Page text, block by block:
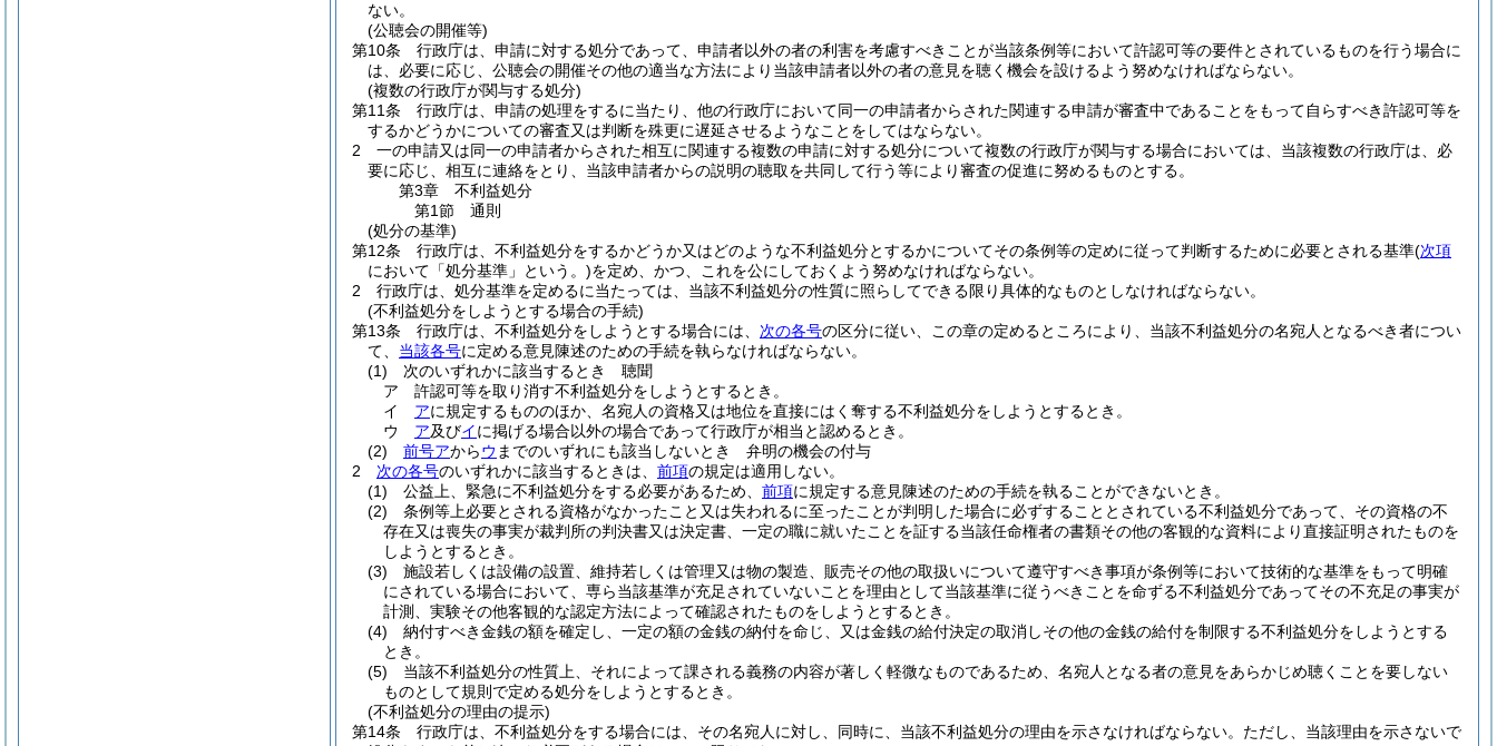
ない。
(公聴会の開催等)
第10条
行政庁は、申請に対する処分であって、申請者以外の者の利害を考慮すべきことが当該条例等において許認可等の要件とされているものを行う場合に
は、必要に応じ、公聴会の開催その他の適当な方法により当該申請者以外の者の意見を聴く機会を設けるよう努めなければならない。
(複数の行政庁が関与する処分)
第11条
行政庁は、申請の処理をするに当たり、他の行政庁において同一の申請者からされた関連する申請が審査中であることをもって自らすべき許認可等を
するかどうかについての審査又は判断を殊更に遅延させるようなことをしてはならない。
2
一の申請又は同一の申請者からされた相互に関連する複数の申請に対する処分について複数の行政庁が関与する場合においては、当該複数の行政庁は、必
要に応じ、相互に連絡をとり、当該申請者からの説明の聴取を共同して行う等により審査の促進に努めるものとする。
第3章
不利益処分
第1節
通則
(処分の基準)
第12条
行政庁は、不利益処分をするかどうか又はどのような不利益処分とするかについてその条例等の定めに従って判断するために必要とされる基準(次項
において「処分基準」という。)を定め、かつ、これを公にしておくよう努めなければならない。
2
行政庁は、処分基準を定めるに当たっては、当該不利益処分の性質に照らしてできる限り具体的なものとしなければならない。
(不利益処分をしようとする場合の手続)
第13条
行政庁は、不利益処分をしようとする場合には、 次の各号の区分に従い、この章の定めるところにより、当該不利益処分の名宛人となるべき者につい
て、 当該各号に定める意見陳述のための手続を執らなければならない。
(1)
次のいずれかに該当するとき 聴聞
ア
許認可等を取り消す不利益処分をしようとするとき。
イ
アに規定するもののほか、名宛人の資格又は地位を直接にはく奪する不利益処分をしようとするとき。
ウ
ア及びイに掲げる場合以外の場合であって行政庁が相当と認めるとき。
(2)
前号アからウ までのいずれにも該当しないとき 弁明の機会の付与
2
次の各号のいずれかに該当するときは、 前項の規定は適用しない。
(1)
公益上、緊急に不利益処分をする必要があるため、 前項に規定する意見陳述のための手続を執ることができないとき。
(2)
条例等上必要とされる資格がなかったこと又は失われるに至ったことが判明した場合に必ずすることとされている不利益処分であって、その資格の不
存在又は喪失の事実が裁判所の判決書又は決定書、一定の職に就いたことを証する当該任命権者の書類その他の客観的な資料により直接証明されたものを
しようとするとき。
(3)
施設若しくは設備の設置、維持若しくは管理又は物の製造、販売その他の取扱いについて遵守すべき事項が条例等において技術的な基準をもって明確
にされている場合において、専ら当該基準が充足されていないことを理由として当該基準に従うべきことを命ずる不利益処分であってその不充足の事実が
計測、実験その他客観的な認定方法によって確認されたものをしようとするとき。
(4)
納付すべき金銭の額を確定し、一定の額の金銭の納付を命じ、又は金銭の給付決定の取消しその他の金銭の給付を制限する不利益処分をしようとする
とき。
(5)
当該不利益処分の性質上、それによって課される義務の内容が著しく軽微なものであるため、名宛人となる者の意見をあらかじめ聴くことを要しない
ものとして規則で定める処分をしようとするとき。
(不利益処分の理由の提示)
第14条
行政庁は、不利益処分をする場合には、その名宛人に対し、同時に、当該不利益処分の理由を示さなければならない。 ただし、当該理由を示さないで